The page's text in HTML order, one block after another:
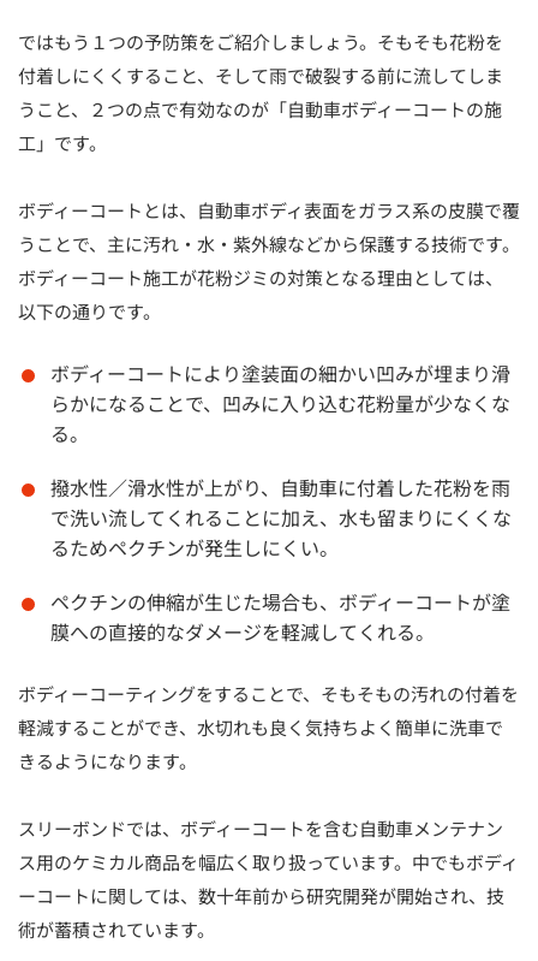
ではもう１つの予防策をご紹介しましょう。そもそも花粉を
付着しにくくすること、そして雨で破裂する前に流してしま
うこと、２つの点で有効なのが「自動車ボディーコートの施
工」です。
ボディーコートとは、自動車ボディ表面をガラス系の皮膜で覆
うことで、主に汚れ・水・紫外線などから保護する技術です。
ボディーコート施工が花粉ジミの対策となる理由としては、
以下の通りです。
ボディーコートにより塗装面の細かい凹みが埋まり滑
らかになることで、凹みに入り込む花粉量が少なくな
る。
撥水性／滑水性が上がり、自動車に付着した花粉を雨
で洗い流してくれることに加え、水も留まりにくくな
るためペクチンが発生しにくい。
ペクチンの伸縮が生じた場合も、ボディーコートが塗
膜への直接的なダメージを軽減してくれる。
ボディーコーティングをすることで、そもそもの汚れの付着を
軽減することができ、水切れも良く気持ちよく簡単に洗車で
きるようになります。
スリーボンドでは、ボディーコートを含む自動車メンテナン
ス用のケミカル商品を幅広く取り扱っています。中でもボディ
ーコートに関しては、数十年前から研究開発が開始され、技
術が蓄積されています。